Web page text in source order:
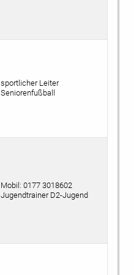
sportlicher Leiter
Seniorenfußball
Mobil: 0177 3018602
Jugendtrainer D2-Jugend